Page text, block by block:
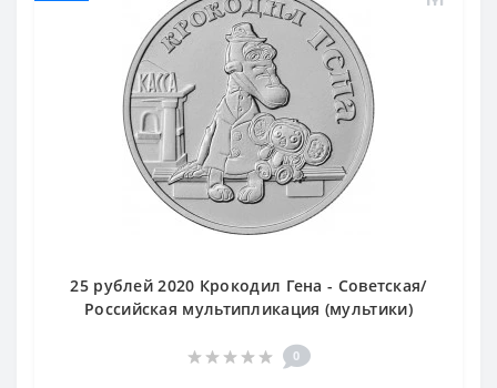
25 рублей 2020 Крокодил Гена - Советская/
Российская мультипликация (мультики)
0